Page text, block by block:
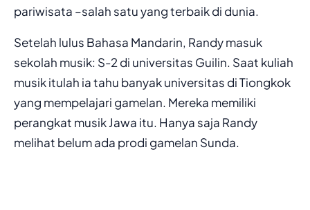
pariwisata –salah satu yang terbaik di dunia.
Setelah lulus Bahasa Mandarin, Randy masuk
sekolah musik: S-2 di universitas Guilin. Saat kuliah
musik itulah ia tahu banyak universitas di Tiongkok
yang mempelajari gamelan. Mereka memiliki
perangkat musik Jawa itu. Hanya saja Randy
melihat belum ada prodi gamelan Sunda.